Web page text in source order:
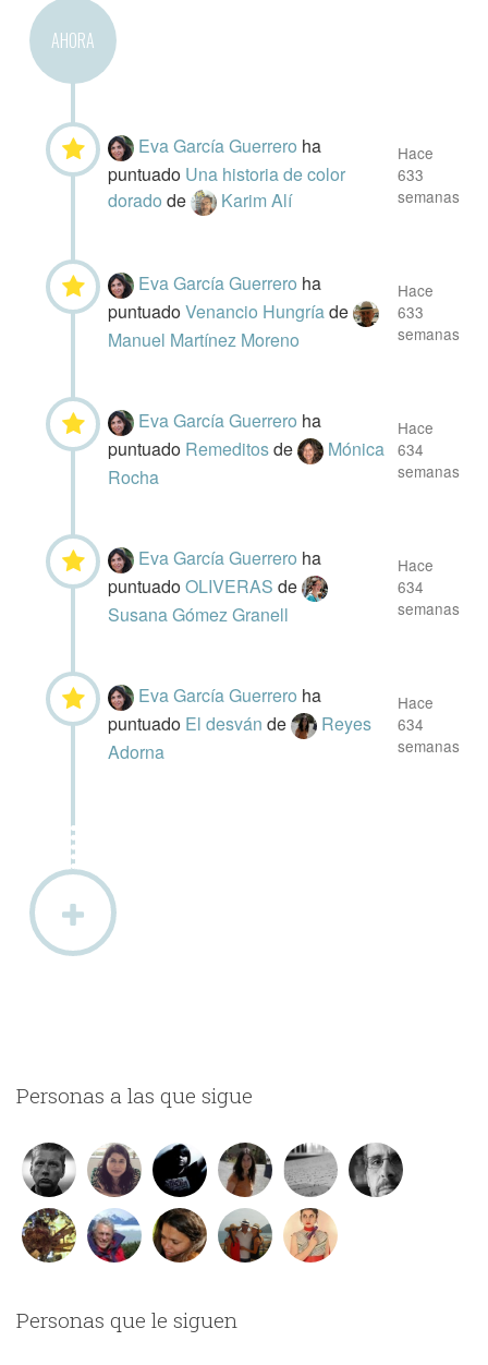
AHORA
Eva García Guerrero ha
puntuado Una historia de color
doradode Karim Alí
Hace
633
semanas
Eva García Guerrero ha
puntuadoVenancio Hungríade
Manuel Martínez Moreno
Hace
633
semanas
Eva García Guerrero ha
puntuado Remeditosde
Mónica
Rocha
Hace
634
semanas
Eva García Guerrero ha
puntuadoOLIVERASde
Susana Gómez Granell
Hace
634
semanas
Eva García Guerrero ha
puntuado El desvánde
Reyes
Adorna
Hace
634
semanas
Personas a las que sigue
Personas que le siguen